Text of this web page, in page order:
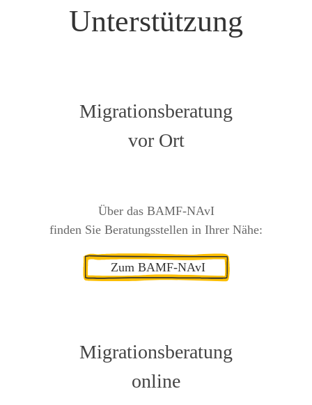
Unterstützung
Migrationsberatung
vor Ort
Über das BAMF-NAvI
finden Sie Beratungsstellen in Ihrer Nähe:
Zum BAMF-NAvI
Migrationsberatung
online